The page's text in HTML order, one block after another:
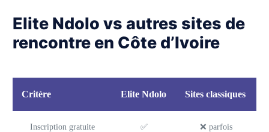
Elite Ndolo vs autres sites de
rencontre en Côte d’Ivoire
Critère Elite Ndolo Sites classiques
Inscription gratuite ✅ ❌ parfois